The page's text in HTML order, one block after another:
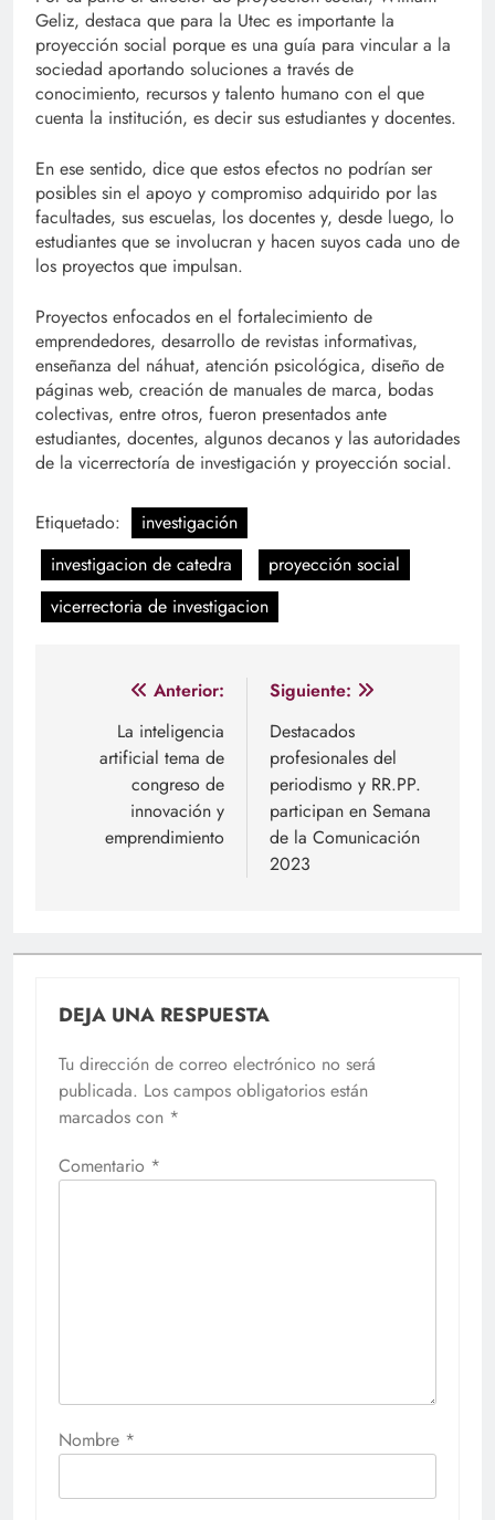
Geliz, destaca que para la Utec es importante la
proyección social porque es una guía para vincular a la
sociedad aportando soluciones a través de
conocimiento, recursos y talento humano con el que
cuenta la institución, es decir sus estudiantes y docentes.
En ese sentido, dice que estos efectos no podrían ser
posibles sin el apoyo y compromiso adquirido por las
facultades, sus escuelas, los docentes y, desde luego, lo
estudiantes que se involucran y hacen suyos cada uno de
los proyectos que impulsan.
Proyectos enfocados en el fortalecimiento de
emprendedores, desarrollo de revistas informativas,
enseñanza del náhuat, atención psicológica, diseño de
páginas web, creación de manuales de marca, bodas
colectivas, entre otros, fueron presentados ante
estudiantes, docentes, algunos decanos y las autoridades
de la vicerrectoría de investigación y proyección social.
Etiquetado:
investigación
investigacion de catedra
proyección social
vicerrectoria de investigacion
Navegación
entradas
Anterior:
La inteligencia
artificial tema de
congreso de
innovación y
emprendimiento
Siguiente:
Destacados
profesionales del
periodismo y RR.PP.
participan en Semana
de la Comunicación
2023
DEJA UNA RESPUESTA
Tu dirección de correo electrónico no será
publicada. Los campos obligatorios están
marcados con *
Comentario *
Nombre *